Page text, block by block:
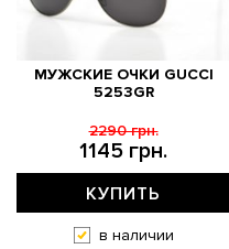
МУЖСКИЕ ОЧКИ GUCCI
5253GR
1145 грн.
2290 грн.
КУПИТЬ
в наличии